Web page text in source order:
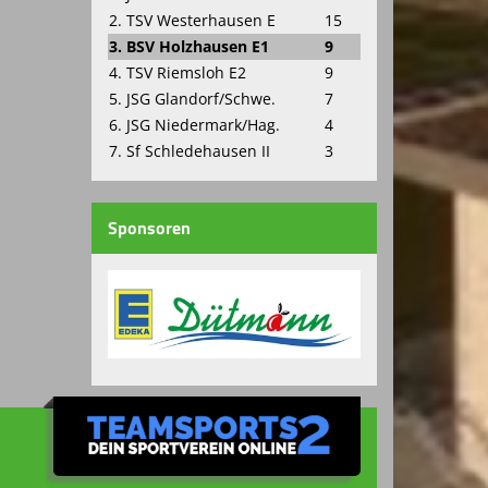
2. TSV Westerhausen E
15
3. BSV Holzhausen E1
9
4. TSV Riemsloh E2
9
5. JSG Glandorf/Schwe.
7
6. JSG Niedermark/Hag.
4
7. Sf Schledehausen II
3
Sponsoren